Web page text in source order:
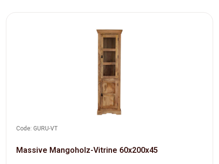
Code: GURU-VT
Massive Mangoholz-Vitrine 60x200x45